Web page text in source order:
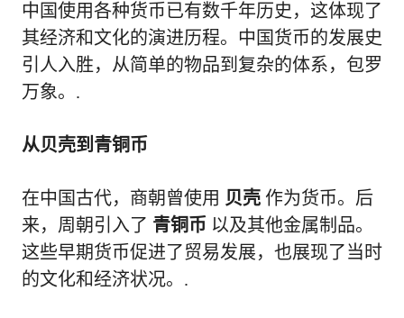
中国使用各种货币已有数千年历史，这体现了
其经济和文化的演进历程。中国货币的发展史
引人入胜，从简单的物品到复杂的体系，包罗
万象。.
从贝壳到青铜币
在中国古代，商朝曾使用 贝壳 作为货币。后
来，周朝引入了 青铜币 以及其他金属制品。
这些早期货币促进了贸易发展，也展现了当时
的文化和经济状况。.